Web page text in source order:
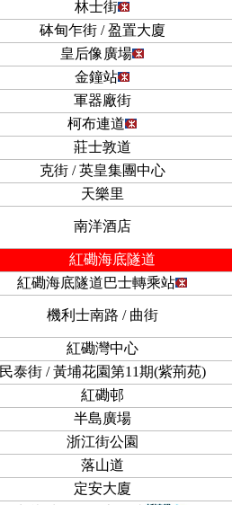
林士街
砵甸乍街 / 盈置大廈
皇后像廣場
金鐘站
軍器廠街
柯布連道
莊士敦道
克街 / 英皇集團中心
天樂里
南洋酒店
紅磡海底隧道
紅磡海底隧道巴士轉乘站
機利士南路 / 曲街
紅磡灣中心
民泰街 / 黃埔花園第11期(紫荊苑)
紅磡邨
半島廣場
浙江街公園
落山道
定安大廈